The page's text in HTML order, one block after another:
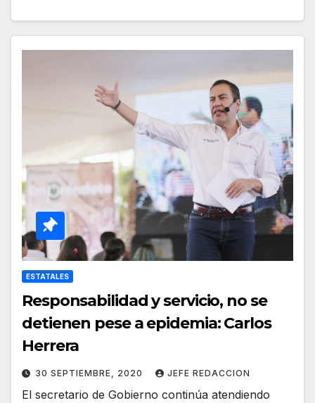
ESTATALES
Responsabilidad y servicio, no se
detienen pese a epidemia: Carlos
Herrera
30 SEPTIEMBRE, 2020 JEFE REDACCION
El secretario de Gobierno continúa atendiendo